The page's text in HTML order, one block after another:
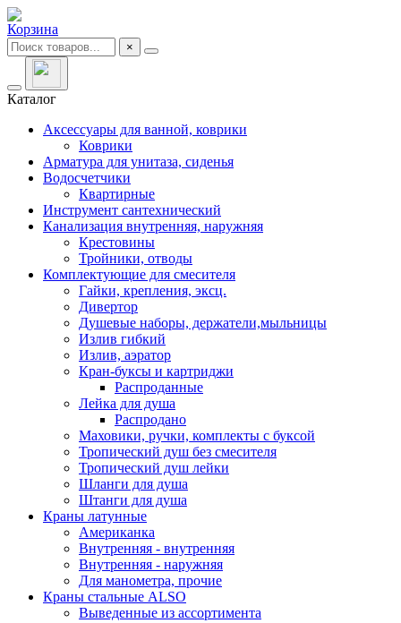
Корзина
×
Каталог
Аксессуары для ванной, коврики
Коврики
Арматура для унитаза, сиденья
Водосчетчики
Квартирные
Инструмент сантехнический
Канализация внутренняя, наружняя
Крестовины
Тройники, отводы
Комплектующие для смесителя
Гайки, крепления, эксц.
Дивертор
Душевые наборы, держатели,мыльницы
Излив гибкий
Излив, аэратор
Кран-буксы и картриджи
Распроданные
Лейка для душа
Распродано
Маховики, ручки, комплекты с буксой
Тропический душ без смесителя
Тропический душ лейки
Шланги для душа
Штанги для душа
Краны латунные
Американка
Внутренняя - внутренняя
Внутренняя - наружняя
Для манометра, прочие
Краны стальные ALSO
Выведенные из ассортимента